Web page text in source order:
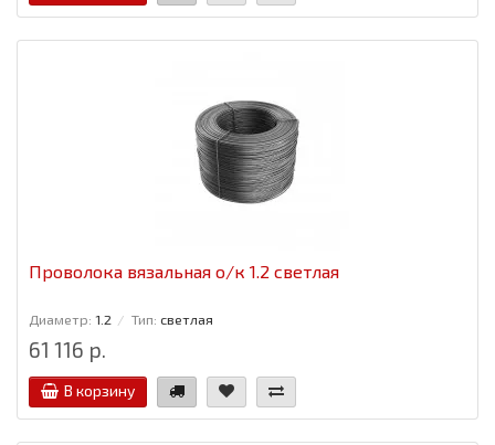
Проволока вязальная о/к 1.2 светлая
Диаметр: 1.2 Тип: светлая
61 116 р.
В корзину